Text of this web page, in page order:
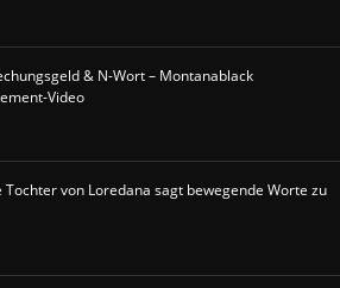
& N-Wort – Montanablack
Video
Tochter von Loredana sagt bewegende Worte zu